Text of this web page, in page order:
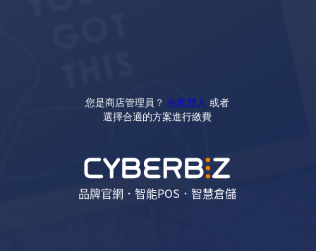
您是商店管理員？ 在此登入 或者
選擇合適的方案進行繳費